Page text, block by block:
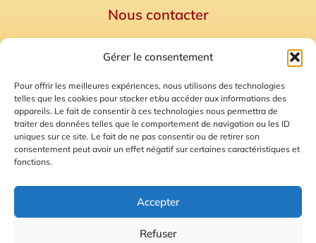
Gérer le consentement
Pour offrir les meilleures expériences, nous utilisons des technologies
telles que les cookies pour stocker et/ou accéder aux informations des
appareils. Le fait de consentir à ces technologies nous permettra de
traiter des données telles que le comportement de navigation ou les ID
uniques sur ce site. Le fait de ne pas consentir ou de retirer son
consentement peut avoir un effet négatif sur certaines caractéristiques et
fonctions.
Accepter
Refuser
Nous contacter
Mentions Légales
Plan du site
Gestion des Cookies